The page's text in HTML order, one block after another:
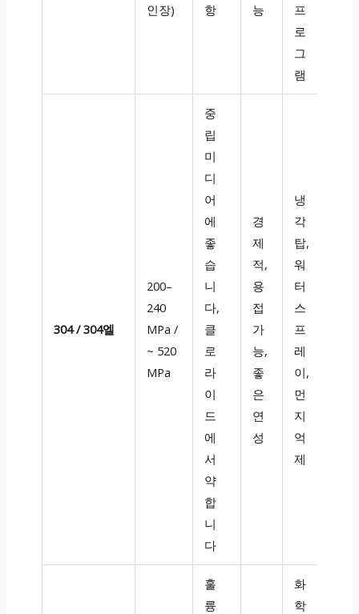
인장)
항
능
프
로
그
램
304 / 304엘
200–
240
MPa /
~ 520
MPa
중
립
미
디
어
에
좋
습
니
다,
클
로
라
이
드
에
서
약
합
니
다
경
제
적,
용
접
가
능,
좋
은
연
성
냉
각
탑,
워
터
스
프
레
이,
먼
지
억
제
훌
륭
화
학